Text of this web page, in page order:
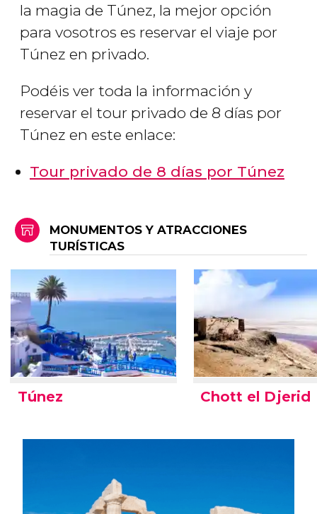
la magia de Túnez, la mejor opción
para vosotros es reservar el viaje por
Túnez en privado.
Podéis ver toda la información y
reservar el tour privado de 8 días por
Túnez en este enlace:
Tour privado de 8 días por Túnez
MONUMENTOS Y ATRACCIONES
TURÍSTICAS
Túnez Chott el Djerid